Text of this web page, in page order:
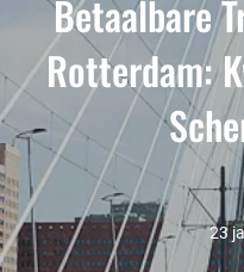
Betaalbare
Rotterdam:
23